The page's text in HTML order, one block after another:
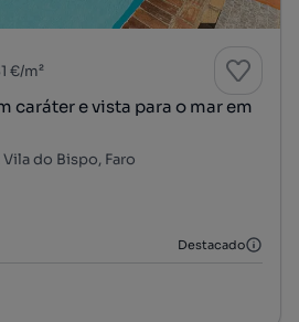
€/m²
caráter e vista para o mar em
do Bispo, Faro
Destacado